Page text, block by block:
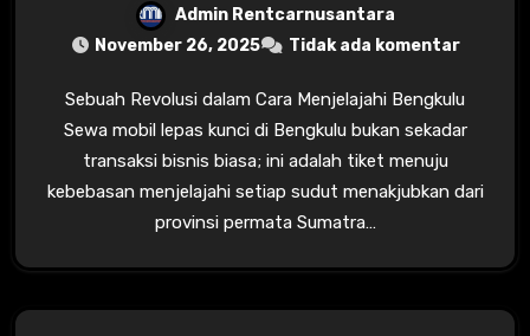
Admin Rentcarnusantara
November 26, 2025
Tidak ada komentar
Sebuah Revolusi dalam Cara Menjelajahi Bengkulu
Sewa mobil lepas kunci di Bengkulu bukan sekadar
transaksi bisnis biasa; ini adalah tiket menuju
kebebasan menjelajahi setiap sudut menakjubkan dari
provinsi permata Sumatra…